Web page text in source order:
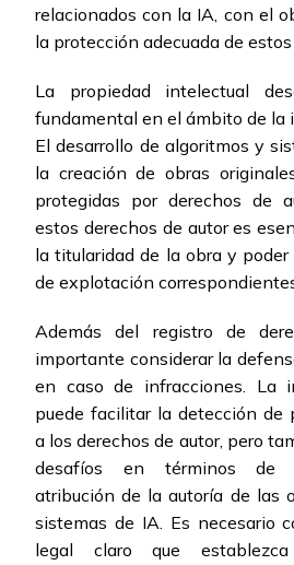
relacionados con la IA, con el
la protección adecuada de
La propiedad intelectual
fundamental en el ámbito de la
El desarrollo de algoritmos y
la creación de obras
protegidas por derechos de
estos derechos de autor es
la titularidad de la obra y poder
de explotación
Además del registro de
importante considerar la
en caso de infracciones. La
puede facilitar la detección de
a los derechos de autor, pero
desafíos en términos de
atribución de la autoría de las
sistemas de IA. Es necesario
legal claro que